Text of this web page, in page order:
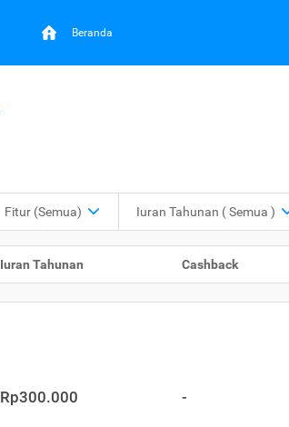
Beranda
Fitur (Semua) Iuran Tahunan ( Semua )
Iuran Tahunan Cashback
Rp300.000 -